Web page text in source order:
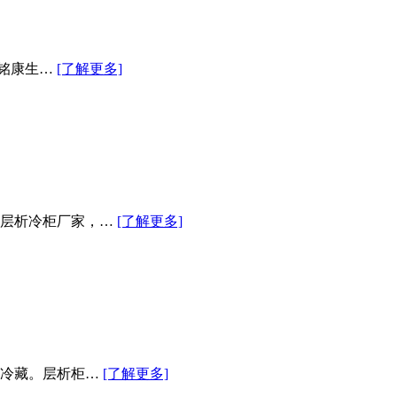
康生… [了解更多]
析冷柜厂家，… [了解更多]
冷藏。层析柜… [了解更多]